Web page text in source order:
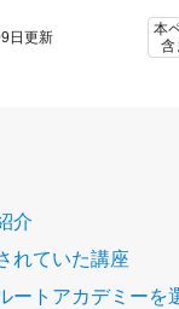
日更新
本
含
介
れていた講座
ートアカデミーを